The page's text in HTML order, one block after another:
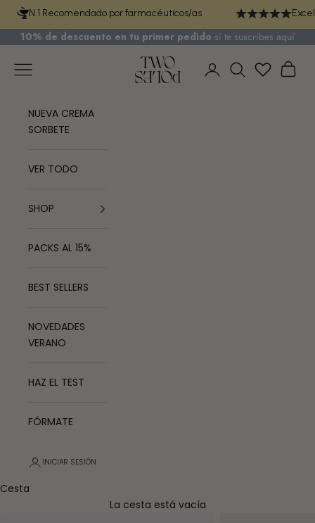
Ir al contenidoN.1 Recomendado por farmacéuticos/as
10% de descuento en tu primer pedido si te suscribes aquí
TWO POLES COSMETICS
Menú
Iniciar sesión
Buscar
NUEVA CREMA
SORBETE
VER TODO
SHOP
PACKS AL 15%
BEST SELLERS
NOVEDADES
VERANO
HAZ EL TEST
FÓRMATE
INICIAR SESIÓN
Cesta
La cesta está vacía